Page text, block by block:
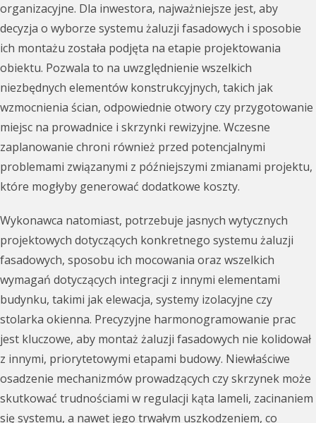
organizacyjne. Dla inwestora, najważniejsze jest, aby
decyzja o wyborze systemu żaluzji fasadowych i sposobie
ich montażu została podjęta na etapie projektowania
obiektu. Pozwala to na uwzględnienie wszelkich
niezbędnych elementów konstrukcyjnych, takich jak
wzmocnienia ścian, odpowiednie otwory czy przygotowanie
miejsc na prowadnice i skrzynki rewizyjne. Wczesne
zaplanowanie chroni również przed potencjalnymi
problemami związanymi z późniejszymi zmianami projektu,
które mogłyby generować dodatkowe koszty.
Wykonawca natomiast, potrzebuje jasnych wytycznych
projektowych dotyczących konkretnego systemu żaluzji
fasadowych, sposobu ich mocowania oraz wszelkich
wymagań dotyczących integracji z innymi elementami
budynku, takimi jak elewacja, systemy izolacyjne czy
stolarka okienna. Precyzyjne harmonogramowanie prac
jest kluczowe, aby montaż żaluzji fasadowych nie kolidował
z innymi, priorytetowymi etapami budowy. Niewłaściwe
osadzenie mechanizmów prowadzących czy skrzynek może
skutkować trudnościami w regulacji kąta lameli, zacinaniem
się systemu, a nawet jego trwałym uszkodzeniem, co